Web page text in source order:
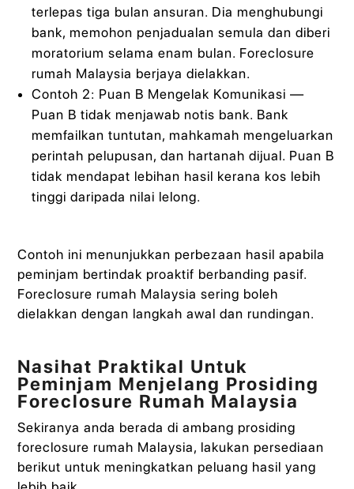
terlepas tiga bulan ansuran. Dia menghubungi
bank, memohon penjadualan semula dan diberi
moratorium selama enam bulan. Foreclosure
rumah Malaysia berjaya dielakkan.
Contoh 2: Puan B Mengelak Komunikasi —
Puan B tidak menjawab notis bank. Bank
memfailkan tuntutan, mahkamah mengeluarkan
perintah pelupusan, dan hartanah dijual. Puan B
tidak mendapat lebihan hasil kerana kos lebih
tinggi daripada nilai lelong.
Contoh ini menunjukkan perbezaan hasil apabila
peminjam bertindak proaktif berbanding pasif.
Foreclosure rumah Malaysia sering boleh
dielakkan dengan langkah awal dan rundingan.
Nasihat Praktikal Untuk
Peminjam Menjelang Prosiding
Foreclosure Rumah Malaysia
Sekiranya anda berada di ambang prosiding
foreclosure rumah Malaysia, lakukan persediaan
berikut untuk meningkatkan peluang hasil yang